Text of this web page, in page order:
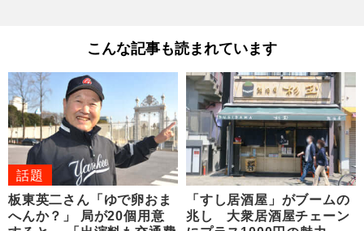
こんな記事も読まれています
話題
板東英二さん「ゆで卵おま
へんか？」 局が20個用意
「すし居酒屋」がブームの
兆し 大衆居酒屋チェーン